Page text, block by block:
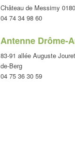
Château de Messimy
04 74 34 98 60
Antenne Drôme-
83-91 allée Auguste
de-Berg
04 75 36 30 59